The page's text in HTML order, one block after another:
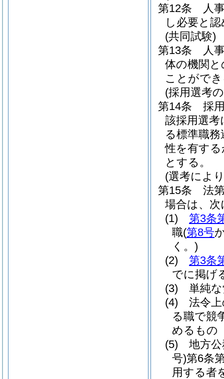
第12条
人
し必要と
(共同試験)
第13条
人
体の機関
ことがで
(採用選考
第14条
採
該採用選
る標準職
性を有す
とする。
(選考によ
第15条
法
場合は、
(1)
第3条
職(第8号
く。)
(2)
第3条
でに掲げ
(3)
単純
(4)
法令
る職で競
めるもの
(5)
地方
号)第6条
用する者